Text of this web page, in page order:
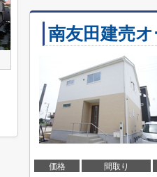
南友田建売
価格 間取り